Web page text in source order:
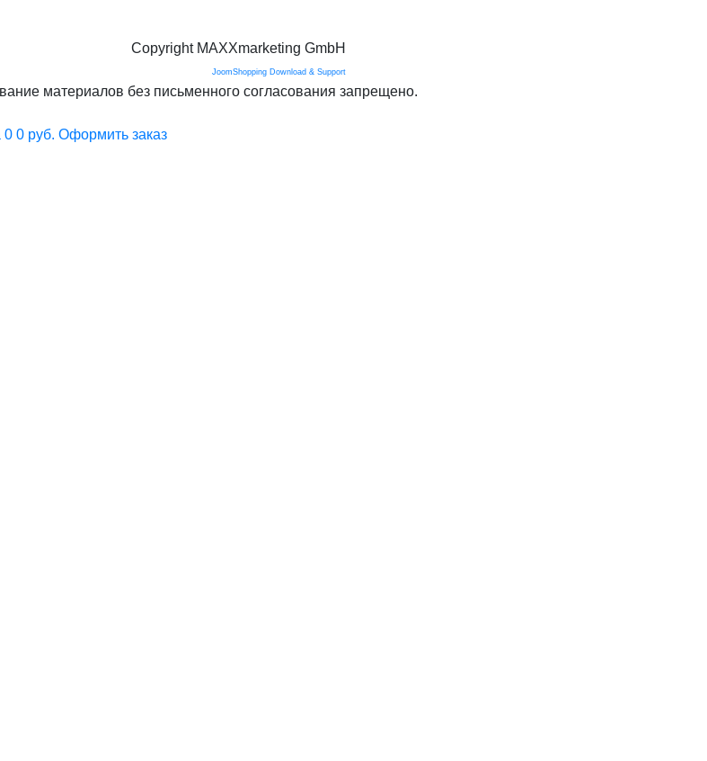
Copyright MAXXmarketing GmbH
JoomShopping Download & Support
материалов без письменного согласования запрещено.
0 0 руб. Оформить заказ